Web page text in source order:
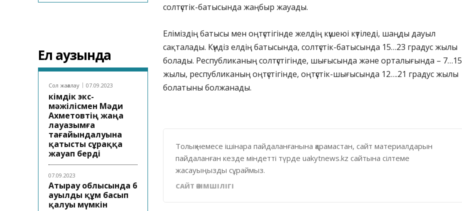
Ел аузында
Сол жағалау 07.09.2023
Әкімдік экс-
мәжілісмен Мәди
Ахметовтің жаңа
лауазымға
тағайындалуына
қатысты сұраққа
жауап берді
07.09.2023
Атырау облысында 6
ауылды құм басып
қалуы мүмкін
солтүстік-батысында жаңбыр жауады.
Еліміздің батысы мен оңтүстігінде желдің күшеюі күтіледі, шаңды дауыл
сақталады. Күндіз елдің батысында, солтүстік-батысында 15…23 градус жылы
болады. Республиканың солтүстігінде, шығысында және орталығында – 7…15
жылы, республиканың оңтүстігінде, оңтүстік-шығысында 12….21 градус жылы
болатыны болжанады.
Толық немесе ішінара пайдаланғанына қарамастан, сайт материалдарын
пайдаланған кезде міндетті түрде uakytnews.kz сайтына сілтеме
жасауыңызды сұраймыз.
САЙТ ӘКІМШІЛІГІ